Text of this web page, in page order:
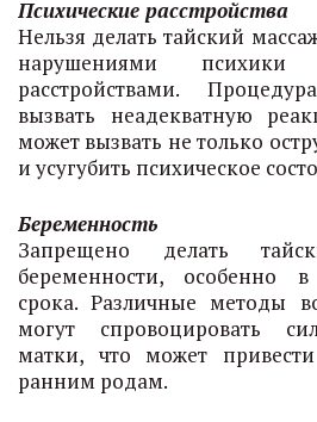
Психические расстройства
Нельзя делать тайский
нарушениями
расстройствами.
вызвать неадекватную
может вызвать не только
и усугубить психическое
Беременность
Запрещено делать
беременности, особенно
срока. Различные методы
могут спровоцировать
матки, что может
ранним родам.